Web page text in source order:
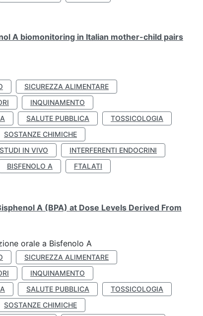
A biomonitoring in Italian mother-child pairs
SICUREZZA ALIMENTARE
INQUINAMENTO
SALUTE PUBBLICA
TOSSICOLOGIA
SOSTANZE CHIMICHE
STUDI IN VIVO
INTERFERENTI ENDOCRINI
BISFENOLO A
FTALATI
A (BPA) at Dose Levels Derived From
orale a Bisfenolo A
SICUREZZA ALIMENTARE
INQUINAMENTO
SALUTE PUBBLICA
TOSSICOLOGIA
SOSTANZE CHIMICHE